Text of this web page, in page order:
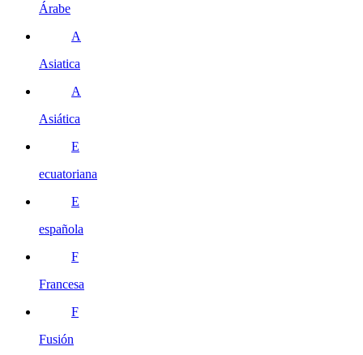
Árabe
A
Asiatica
A
Asiática
E
ecuatoriana
E
española
F
Francesa
F
Fusión